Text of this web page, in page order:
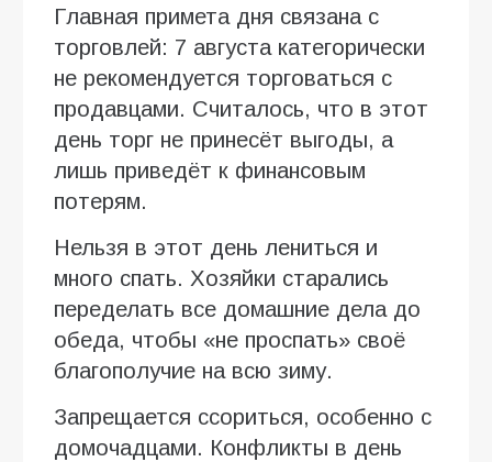
Главная примета дня связана с
торговлей: 7 августа категорически
не рекомендуется торговаться с
продавцами. Считалось, что в этот
день торг не принесёт выгоды, а
лишь приведёт к финансовым
потерям.
Нельзя в этот день лениться и
много спать. Хозяйки старались
переделать все домашние дела до
обеда, чтобы «не проспать» своё
благополучие на всю зиму.
Запрещается ссориться, особенно с
домочадцами. Конфликты в день